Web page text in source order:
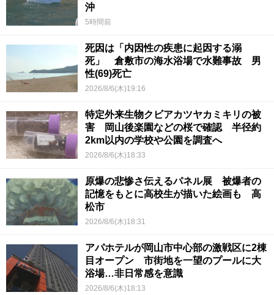
沖
5時間前
死因は「内因性の疾患に起因する溺
死」 倉敷市の海水浴場で水難事故 男
性(69)死亡
2026/8/6(木)19:16
特定外来生物クビアカツヤカミキリの被
害 岡山後楽園などの桜で確認 半径約
2km以内の学校や公園を調査へ
2026/8/6(木)18:33
原爆の悲惨さ伝えるパネル展 被爆者の
記憶をもとに高校生が描いた絵画も 高
松市
2026/8/6(木)18:31
アパホテルが岡山市中心部の激戦区に2棟
目オープン 市街地を一望のプールに大
浴場…非日常感を意識
2026/8/6(木)18:13